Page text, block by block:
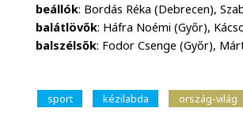
beállók: Bordás Réka (Debrecen),
balátlövők: Háfra Noémi (Győr),
balszélsők: Fodor Csenge (Győr),
sport kézilabda ország-világ